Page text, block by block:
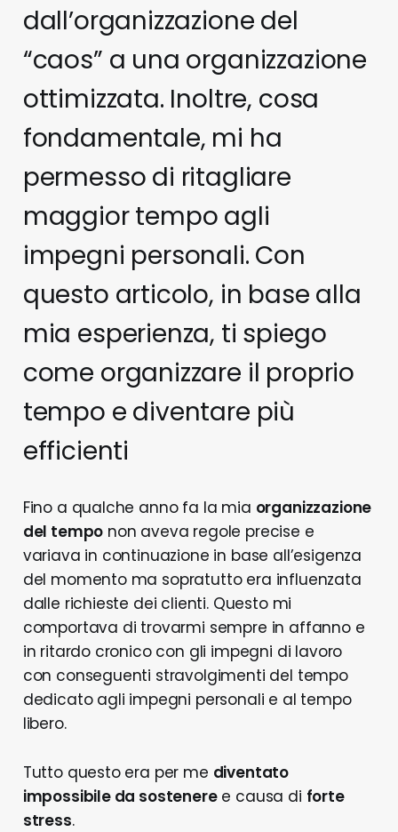
dall’organizzazione del
“caos” a una organizzazione
ottimizzata. Inoltre, cosa
fondamentale, mi ha
permesso di ritagliare
maggior tempo agli
impegni personali. Con
questo articolo, in base alla
mia esperienza, ti spiego
come organizzare il proprio
tempo e diventare più
efficienti
Fino a qualche anno fa la mia organizzazione
del tempo non aveva regole precise e
variava in continuazione in base all’esigenza
del momento ma sopratutto era influenzata
dalle richieste dei clienti. Questo mi
comportava di trovarmi sempre in affanno e
in ritardo cronico con gli impegni di lavoro
con conseguenti stravolgimenti del tempo
dedicato agli impegni personali e al tempo
libero.
Tutto questo era per me diventato
impossibile da sosteneree causa di forte
stress.